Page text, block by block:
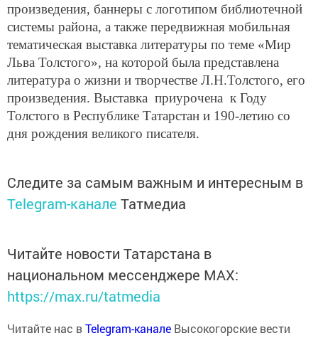
произведения, баннеры с логотипом библиотечной
системы района, а также передвижная мобильная
тематическая выставка литературы по теме «Мир
Льва Толстого», на которой была представлена
литература о жизни и творчестве Л.Н.Толстого, его
произведения. Выставка приурочена к Году
Толстого в Республике Татарстан и 190-летию со
дня рождения великого писателя.
Следите за самым важным и интересным в
Telegram-канале Татмедиа
Читайте новости Татарстана в
национальном мессенджере MАХ:
https://max.ru/tatmedia
Читайте нас вTelegram-канале Высокогорские вести